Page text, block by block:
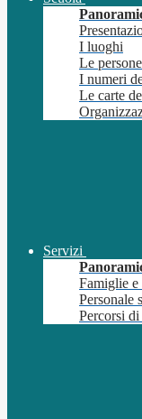
I luoghi
Le persone
I numeri
Le carte
Servizi
Famiglie e
Personale
Percorsi